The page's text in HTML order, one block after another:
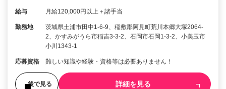
給与 月給120,000円以上＋諸手当
勤務地
茨城県土浦市田中1-6-9、稲敷郡阿見町荒川本郷大塚2064-
2、かすみがうら市稲吉3-3-2、石岡市石岡1-3-2、小美玉市
小川1343-1
応募資格 難しい知識や経験・資格等は必要ありません！
後で見る 詳細を見る